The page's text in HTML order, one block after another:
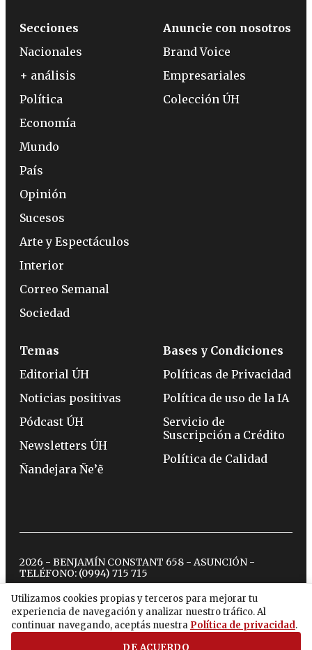
Utilizamos cookies propias y terceros para mejorar tu
experiencia de navegación y analizar nuestro tráfico. Al
continuar navegando, aceptás nuestra Política de privacidad.
DE ACUERDO
Secciones
Nacionales
+ análisis
Política
Economía
Mundo
País
Opinión
Sucesos
Arte y Espectáculos
Interior
Correo Semanal
Sociedad
Anuncie con nosotros
Brand Voice
Empresariales
Colección ÚH
Temas
Editorial ÚH
Noticias positivas
Pódcast ÚH
Newsletters ÚH
Ñandejara Ñe’ẽ
Bases y Condiciones
Políticas de Privacidad
Política de uso de la IA
Servicio de
Suscripción a Crédito
Política de Calidad
2026 - BENJAMÍN CONSTANT 658 - ASUNCIÓN -
TELÉFONO: (0994) 715 715
twitterinstagram
facebook
tiktokyoutubespotify